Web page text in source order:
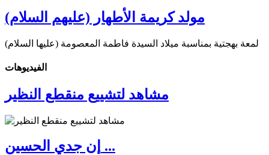
مولد كريمة الأطهار (عليهم السلام)
لمعة بهجتية بمناسبة ميلاد السيدة فاطمة المعصومة (عليها السلام)
الفیدیوهات
مشاهد لتشييع منقطع النظير
إن جدي الحسين ...